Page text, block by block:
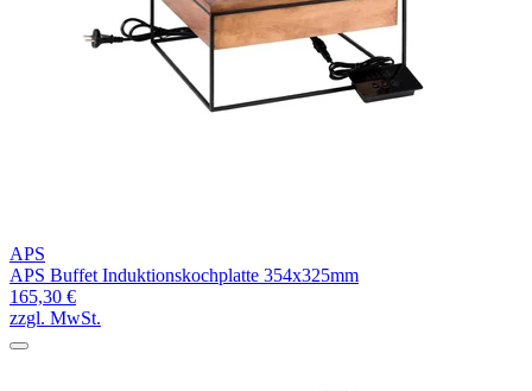
APS
APS Buffet Induktionskochplatte 354x325mm
165,30 €
zzgl. MwSt.